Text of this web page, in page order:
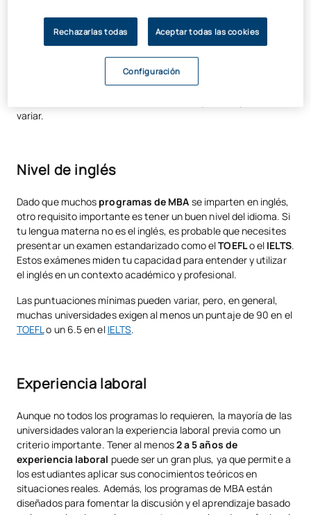
como ingeniería, salud, ciencias sociales y más. Lo importante
es que demuestres que posees una base académica sólida
que te permita abordar los desafíos del MBA.
Algunas instituciones pueden requerir un promedio mínimo en
tu expediente académico. Por lo general, un
variar.
Nivel de inglés
Dado que muchos programas de MBA se imparten en inglés,
otro requisito importante es tener un buen nivel del idioma. Si
tu lengua materna no es el inglés, es probable que necesites
presentar un examen estandarizado como elTOEFLo el IELTS.
Estos exámenes miden tu capacidad para entender y utilizar
el inglés en un contexto académico y profesional.
Las puntuaciones mínimas pueden variar, pero, en general,
muchas universidades exigen al menos un puntaje de 90 en el
TOEFLo un 6.5 en el IELTS.
Experiencia laboral
Aunque no todos los programas lo requieren, la mayoría de las
universidades valoran la experiencia laboral previa como un
criterio importante. Tener al menos2 a 5 años de
experiencia laboral puede ser un gran plus, ya que permite a
los estudiantes aplicar sus conocimientos teóricos en
situaciones reales. Además, los programas de MBA están
diseñados para fomentar la discusión y el aprendizaje basado
Rechazarlas todas Aceptar todas las cookies
Configuración